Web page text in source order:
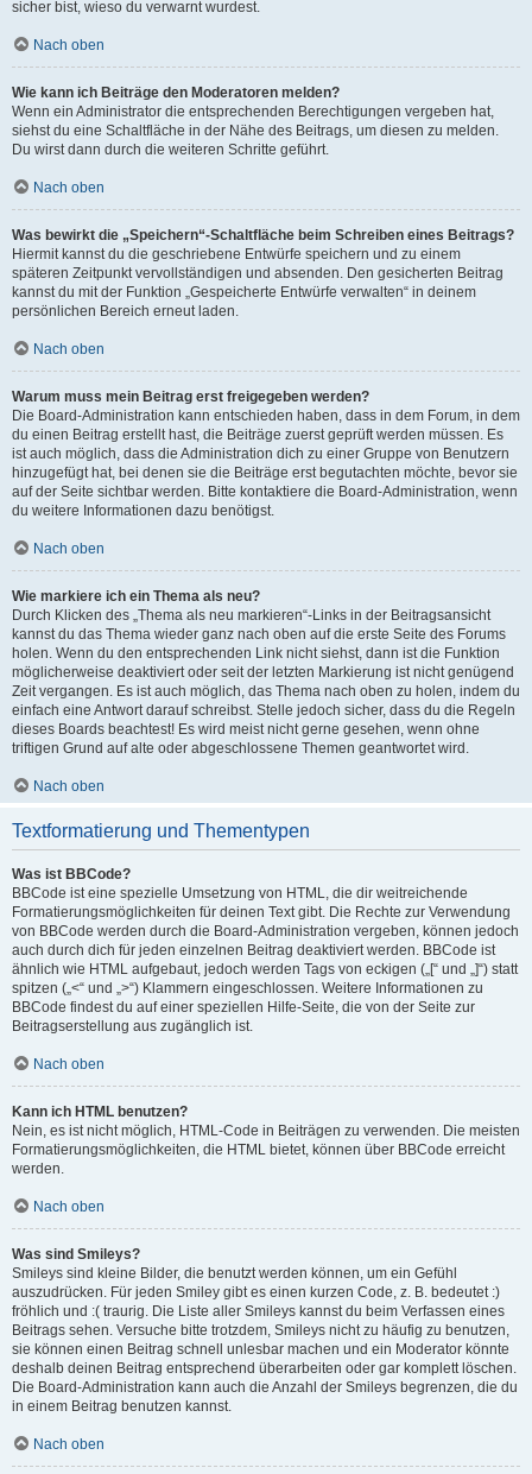
sicher bist, wieso du verwarnt wurdest.
Nach oben
Wie kann ich Beiträge den Moderatoren melden?
Wenn ein Administrator die entsprechenden Berechtigungen vergeben hat,
siehst du eine Schaltfläche in der Nähe des Beitrags, um diesen zu melden.
Du wirst dann durch die weiteren Schritte geführt.
Nach oben
Was bewirkt die „Speichern“-Schaltfläche beim Schreiben eines Beitrags?
Hiermit kannst du die geschriebene Entwürfe speichern und zu einem
späteren Zeitpunkt vervollständigen und absenden. Den gesicherten Beitrag
kannst du mit der Funktion „Gespeicherte Entwürfe verwalten“ in deinem
persönlichen Bereich erneut laden.
Nach oben
Warum muss mein Beitrag erst freigegeben werden?
Die Board-Administration kann entschieden haben, dass in dem Forum, in dem
du einen Beitrag erstellt hast, die Beiträge zuerst geprüft werden müssen. Es
ist auch möglich, dass die Administration dich zu einer Gruppe von Benutzern
hinzugefügt hat, bei denen sie die Beiträge erst begutachten möchte, bevor sie
auf der Seite sichtbar werden. Bitte kontaktiere die Board-Administration, wenn
du weitere Informationen dazu benötigst.
Nach oben
Wie markiere ich ein Thema als neu?
Durch Klicken des „Thema als neu markieren“-Links in der Beitragsansicht
kannst du das Thema wieder ganz nach oben auf die erste Seite des Forums
holen. Wenn du den entsprechenden Link nicht siehst, dann ist die Funktion
möglicherweise deaktiviert oder seit der letzten Markierung ist nicht genügend
Zeit vergangen. Es ist auch möglich, das Thema nach oben zu holen, indem du
einfach eine Antwort darauf schreibst. Stelle jedoch sicher, dass du die Regeln
dieses Boards beachtest! Es wird meist nicht gerne gesehen, wenn ohne
triftigen Grund auf alte oder abgeschlossene Themen geantwortet wird.
Nach oben
Textformatierung und Thementypen
Was ist BBCode?
BBCode ist eine spezielle Umsetzung von HTML, die dir weitreichende
Formatierungsmöglichkeiten für deinen Text gibt. Die Rechte zur Verwendung
von BBCode werden durch die Board-Administration vergeben, können jedoch
auch durch dich für jeden einzelnen Beitrag deaktiviert werden. BBCode ist
ähnlich wie HTML aufgebaut, jedoch werden Tags von eckigen („[“ und „]“) statt
spitzen („<“ und „>“) Klammern eingeschlossen. Weitere Informationen zu
BBCode findest du auf einer speziellen Hilfe-Seite, die von der Seite zur
Beitragserstellung aus zugänglich ist.
Nach oben
Kann ich HTML benutzen?
Nein, es ist nicht möglich, HTML-Code in Beiträgen zu verwenden. Die meisten
Formatierungsmöglichkeiten, die HTML bietet, können über BBCode erreicht
werden.
Nach oben
Was sind Smileys?
Smileys sind kleine Bilder, die benutzt werden können, um ein Gefühl
auszudrücken. Für jeden Smiley gibt es einen kurzen Code, z. B. bedeutet :)
fröhlich und :( traurig. Die Liste aller Smileys kannst du beim Verfassen eines
Beitrags sehen. Versuche bitte trotzdem, Smileys nicht zu häufig zu benutzen,
sie können einen Beitrag schnell unlesbar machen und ein Moderator könnte
deshalb deinen Beitrag entsprechend überarbeiten oder gar komplett löschen.
Die Board-Administration kann auch die Anzahl der Smileys begrenzen, die du
in einem Beitrag benutzen kannst.
Nach oben